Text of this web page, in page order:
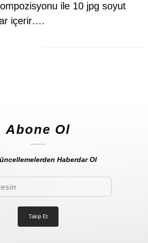
ile 10 jpg soyut
içerir….
Abone Ol
Haberdar Ol